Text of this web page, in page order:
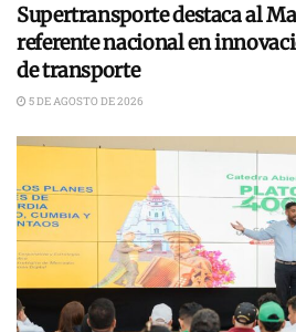
Supertransporte destaca al
referente nacional en
de transporte
5 DE AGOSTO DE 2026